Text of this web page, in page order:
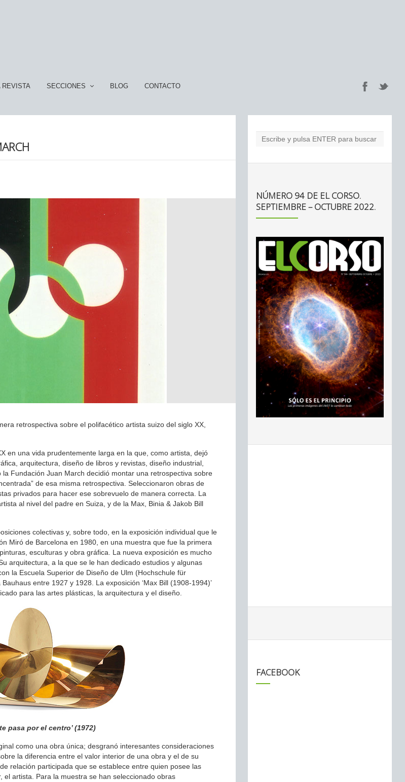
REVISTA SECCIONES BLOG CONTACTO
retrospectiva sobre el polifacético artista suizo del siglo XX,
en una vida prudentemente larga en la que, como artista, dejó
arquitectura, diseño de libros y revistas, diseño industrial,
Fundación Juan March decidió montar una retrospectiva sobre
de esa misma retrospectiva. Seleccionaron obras de
privados para hacer ese sobrevuelo de manera correcta. La
al nivel del padre en Suiza, y de la Max, Binia & Jakob Bill
colectivas y, sobre todo, en la exposición individual que le
Miró de Barcelona en 1980, en una muestra que fue la primera
esculturas y obra gráfica. La nueva exposición es mucho
arquitectura, a la que se le han dedicado estudios y algunas
la Escuela Superior de Diseño de Ulm (Hochschule für
entre 1927 y 1928. La exposición ‘Max Bill (1908-1994)’
para las artes plásticas, la arquitectura y el diseño.
pasa por el centro’ (1972)
como una obra única; desgranó interesantes consideraciones
la diferencia entre el valor interior de una obra y el de su
relación participada que se establece entre quien posee las
el artista. Para la muestra se han seleccionado obras
NÚMERO 94 DE EL CORSO.
SEPTIEMBRE – OCTUBRE 2022.
FACEBOOK